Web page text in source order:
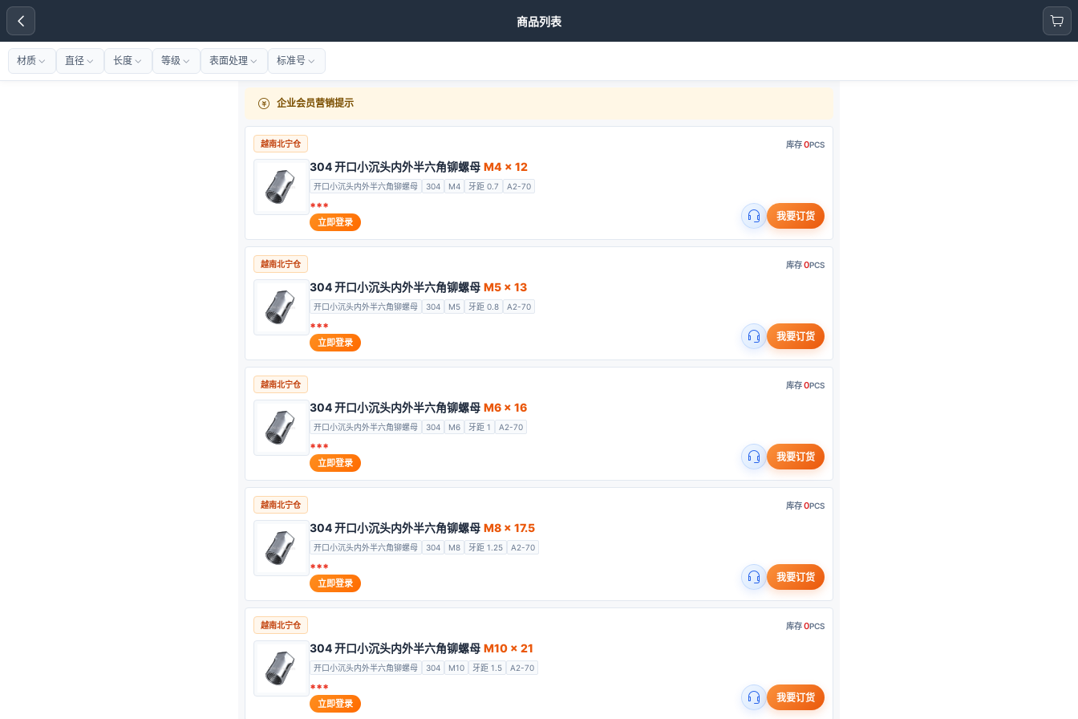
商品列表
材质 直径 长度 等级 表面处理 标准号
企业会员营销提示
越南北宁仓 库存0PCS
304 开口小沉头内外半六角铆螺母 M4 x 12
开口小沉头内外半六角铆螺母 304 M4 牙距 0.7 A2-70
***
立即登录 我要订货
越南北宁仓 库存0PCS
304 开口小沉头内外半六角铆螺母 M5 x 13
开口小沉头内外半六角铆螺母 304 M5 牙距 0.8 A2-70
***
立即登录 我要订货
越南北宁仓 库存0PCS
304 开口小沉头内外半六角铆螺母 M6 x 16
开口小沉头内外半六角铆螺母 304 M6 牙距 1 A2-70
***
立即登录 我要订货
越南北宁仓 库存0PCS
304 开口小沉头内外半六角铆螺母 M8 x 17.5
开口小沉头内外半六角铆螺母 304 M8 牙距 1.25 A2-70
***
立即登录 我要订货
越南北宁仓 库存0PCS
304 开口小沉头内外半六角铆螺母 M10 x 21
开口小沉头内外半六角铆螺母 304 M10 牙距 1.5 A2-70
***
立即登录 我要订货